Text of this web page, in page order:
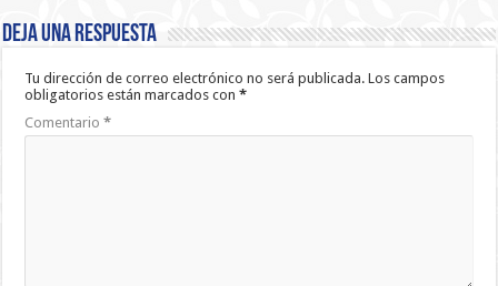
Deja una respuesta
Tu dirección de correo electrónico no será publicada. Los campos
obligatorios están marcados con*
Comentario*